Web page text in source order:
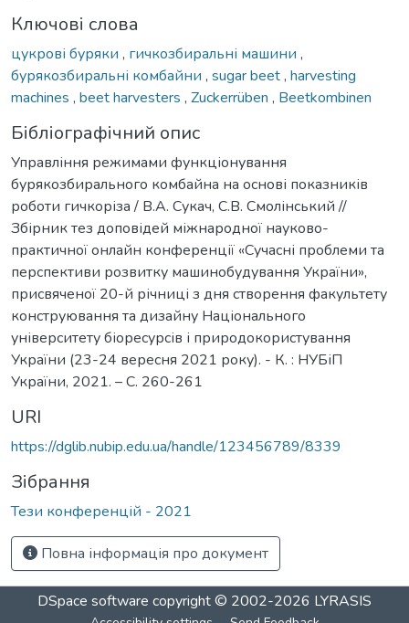
Ключові слова
цукрові буряки , гичкозбиральні машини ,
бурякозбиральні комбайни , sugar beet, harvesting
machines , beet harvesters , Zuckerrüben , Beetkombinen
Бібліографічний опис
Управління режимами функціонування
бурякозбирального комбайна на основі показників
роботи гичкоріза / В.А. Сукач, С.В. Смолінський //
Збірник тез доповідей міжнародної науково-
практичної онлайн конференції «Сучасні проблеми та
перспективи розвитку машинобудування України»,
присвяченої 20-й річниці з дня створення факультету
конструювання та дизайну Національного
університету біоресурсів і природокористування
України (23-24 вересня 2021 року). - К. : НУБіП
України, 2021. – С. 260-261
URI
https://dglib.nubip.edu.ua/handle/123456789/8339
Зібрання
Тези конференцій - 2021
Повна інформація про документ
DSpace software copyright © 2002-2026 LYRASIS